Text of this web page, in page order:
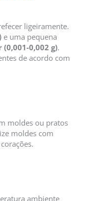
ligeiramente.
e uma pequena
0,002 g).
de acordo com
moldes ou pratos
moldes com
ambiente